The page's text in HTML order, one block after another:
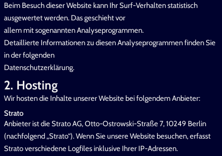
Beim Besuch dieser Website kann Ihr Surf-Verhalten statistisch
ausgewertet werden. Das geschieht vor
allem mit sogenannten Analyseprogrammen.
Detaillierte Informationen zu diesen Analyseprogrammen finden Sie
in der folgenden
Datenschutzerklärung.
2. Hosting
Wir hosten die Inhalte unserer Website bei folgendem Anbieter:
Strato
Anbieter ist die Strato AG, Otto-Ostrowski-Straße 7, 10249 Berlin
(nachfolgend „Strato“). Wenn Sie unsere Website besuchen, erfasst
Strato verschiedene Logfiles inklusive Ihrer IP-Adressen.